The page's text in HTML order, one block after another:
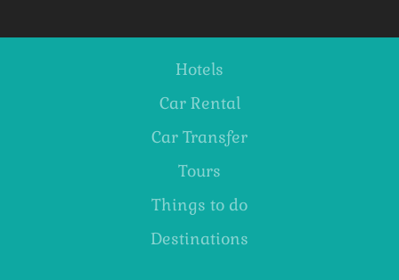
Hotels
Car Rental
Car Transfer
Tours
Things to do
Destinations